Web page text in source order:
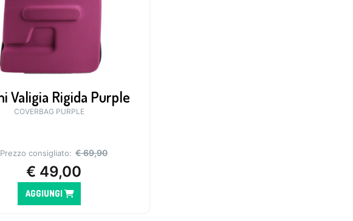
Valigia Rigida Purple
COVERBAG PURPLE
Prezzo consigliato: €69,90
€ 49,00
AGGIUNGI